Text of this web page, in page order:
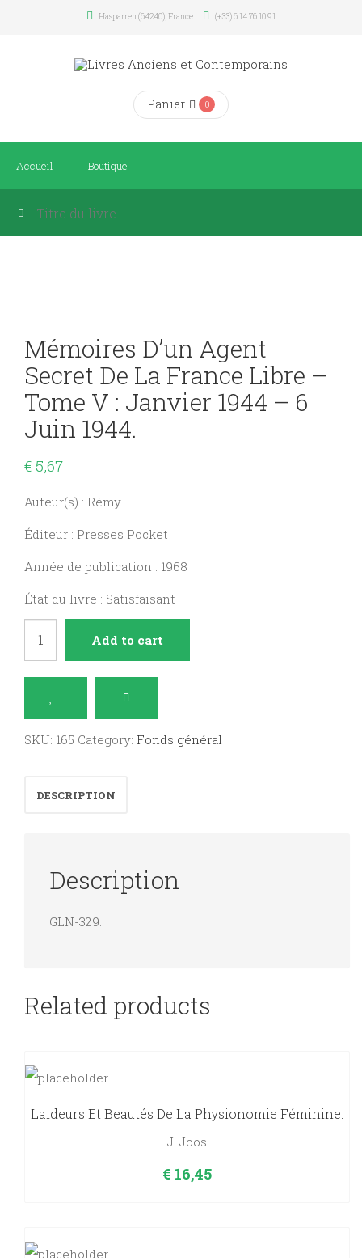
Hasparren (64240), France (+33) 6 14 76 10 91
Panier 0
Accueil Boutique
Mémoires D’un Agent
Secret De La France Libre –
Tome V : Janvier 1944 – 6
Juin 1944.
€ 5,67
Auteur(s) : Rémy
Éditeur : Presses Pocket
Année de publication : 1968
État du livre : Satisfaisant
agent
secret
libre
janvier
6
juin
quantity
Add to cart
SKU: 165 Category: Fonds général
DESCRIPTION
Description
GLN-329.
Related products
Laideurs Et Beautés De La Physionomie Féminine.
J. Joos
€ 16,45